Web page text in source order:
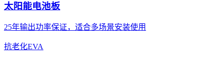
太阳能电池板
25年输出功率保证，适合多场景安装使用
抗老化EVA